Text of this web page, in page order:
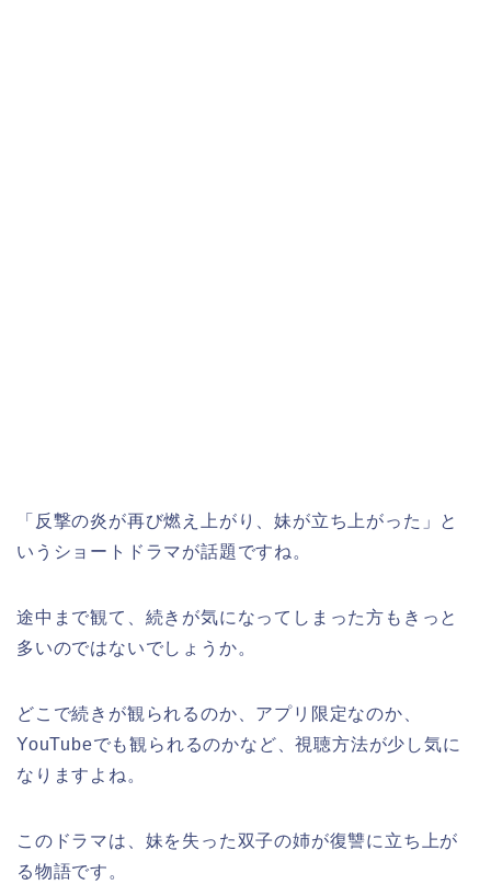
「反撃の炎が再び燃え上がり、妹が立ち上がった」 と
いうショートドラマが話題ですね。
途中まで観て、続きが気になってしまった方もきっと
多いのではないでしょうか。
どこで続きが観られるのか、アプリ限定なのか、
YouTubeでも観られるのかなど、視聴方法が少し気に
なりますよね。
このドラマは、 妹を失った双子の姉が復讐に立ち上が
る物語です。